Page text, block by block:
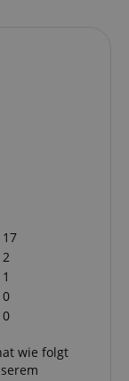
17
2
1
0
0
wie folgt